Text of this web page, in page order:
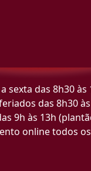
sexta das 8h30 às
das 8h30
9h às 13h
online todos